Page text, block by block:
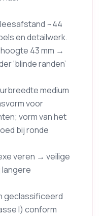
~44
en detailwerk.
43 mm →
‘blinde randen’
medium
voor
vorm van het
bij ronde
veren → veilige
langere
geclassificeerd
I) conform